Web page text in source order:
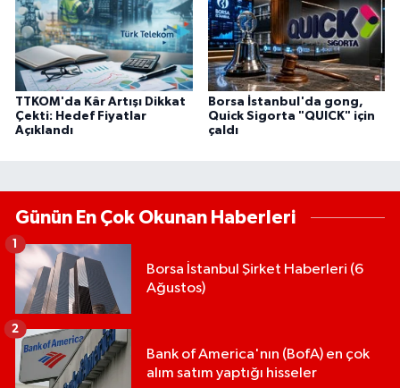
TTKOM'da Kâr Artışı Dikkat
Çekti: Hedef Fiyatlar
Açıklandı
Borsa İstanbul'da gong,
Quick Sigorta "QUICK" için
çaldı
Günün En Çok Okunan Haberleri
Borsa İstanbul Şirket Haberleri (6
Ağustos)
1
Bank of America'nın (BofA) en çok
alım satım yaptığı hisseler
2